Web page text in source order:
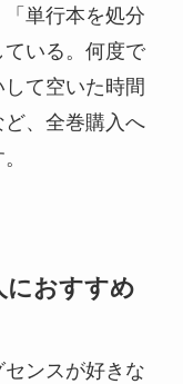
単行本を処分
いる。何度で
て空いた時間
、全巻購入へ
におすすめ
ンスが好きな